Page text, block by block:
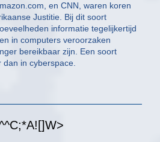
en CNN, waren koren
Justitie. Bij dit soort
informatie tegelijkertijd
in computers veroorzaken
bereikbaar zijn. Een soort
in cyberspace.